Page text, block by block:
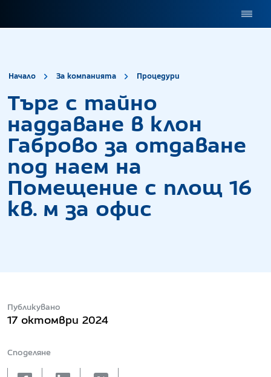
Начало За компанията Процедури
Търг с тайно
наддаване в клон
Габрово за отдаване
под наем на
Помещение с площ 16
кв. м за офис
Публикувано
17 октомври 2024
Споделяне